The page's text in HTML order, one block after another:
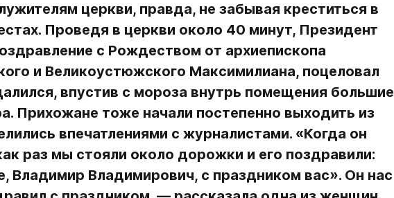
церкви, правда, не забывая креститься в
Проведя в церкви около 40 минут, Президент
с Рождеством от архиепископа
и Великоустюжского Максимилиана, поцеловал
впустив с мороза внутрь помещения большие
Прихожане тоже начали постепенно выходить из
впечатлениями с журналистами. «Когда он
раз мы стояли около дорожки и его поздравили:
Владимир Владимирович, с праздником вас». Он нас